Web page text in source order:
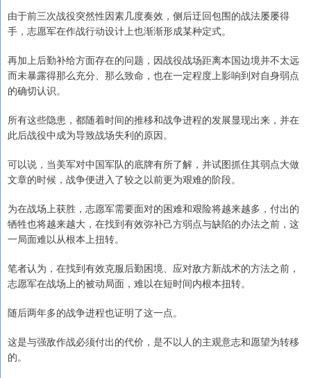
由于前三次战役突然性因素几度奏效，侧后迂回包围的战法屡屡得
手，志愿军在作战行动设计上也渐渐形成某种定式。
再加上后勤补给方面存在的问题，因战役战场距离本国边境并不太远
而未暴露得那么充分、那么致命，也在一定程度上影响到对自身弱点
的确切认识。
所有这些隐患，都随着时间的推移和战争进程的发展显现出来，并在
此后战役中成为导致战场失利的原因。
可以说，当美军对中国军队的底牌有所了解，并试图抓住其弱点大做
文章的时候，战争便进入了较之以前更为艰难的阶段。
为在战场上获胜，志愿军需要面对的困难和艰险将越来越多，付出的
牺牲也将越来越大，在找到有效弥补己方弱点与缺陷的办法之前，这
一局面难以从根本上扭转。
笔者认为，在找到有效克服后勤困境、应对敌方新战术的方法之前，
志愿军在战场上的被动局面，难以在短时间内根本扭转。
随后两年多的战争进程也证明了这一点。
这是与强敌作战必须付出的代价，是不以人的主观意志和愿望为转移
的。